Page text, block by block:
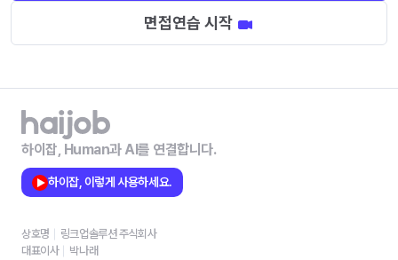
면접연습 시작
하이잡, Human과 AI를 연결합니다.
하이잡, 이렇게 사용하세요.
상호명
링크업솔루션 주식회사
대표이사
박나래